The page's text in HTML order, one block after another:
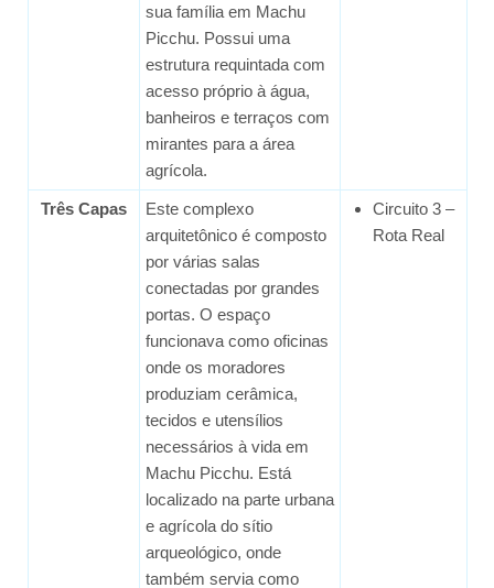
sua família em Machu
Picchu. Possui uma
estrutura requintada com
acesso próprio à água,
banheiros e terraços com
mirantes para a área
agrícola.
Três Capas
Este complexo
arquitetônico é composto
por várias salas
conectadas por grandes
portas. O espaço
funcionava como oficinas
onde os moradores
produziam cerâmica,
tecidos e utensílios
necessários à vida em
Machu Picchu. Está
localizado na parte urbana
e agrícola do sítio
arqueológico, onde
também servia como
Circuito 3 –
Rota Real